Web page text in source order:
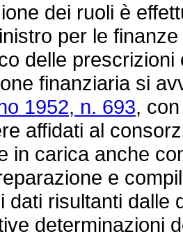
dei ruoli è
per le
delle
finanziaria si
1952, n. 693,
affidati al
in carica anche
e
dati risultanti dalle
determinazioni